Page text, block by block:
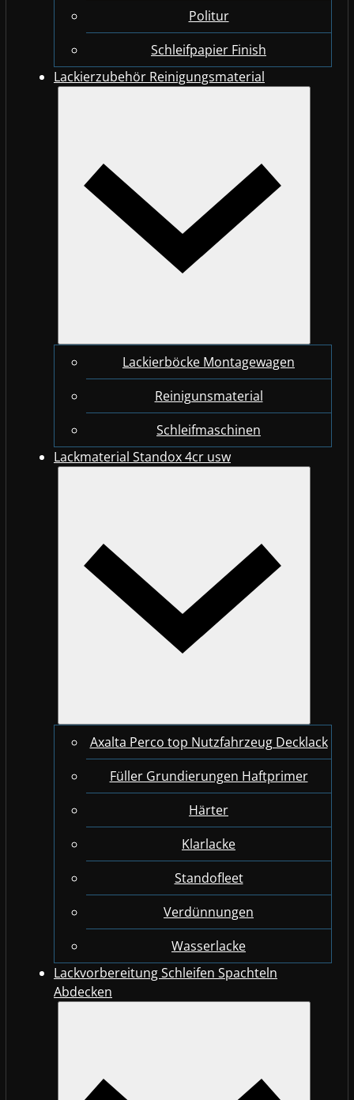
Politur
Schleifpapier Finish
Lackierzubehör Reinigungsmaterial
Lackierböcke Montagewagen
Reinigunsmaterial
Schleifmaschinen
Lackmaterial Standox 4cr usw
Axalta Perco top Nutzfahrzeug Decklack
Füller Grundierungen Haftprimer
Härter
Klarlacke
Standofleet
Verdünnungen
Wasserlacke
Lackvorbereitung Schleifen Spachteln
Abdecken